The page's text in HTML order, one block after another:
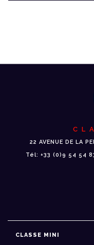
22 AVENUE DE LA
Tél: +33 (0)9 54 54 83
CLASSE MINI